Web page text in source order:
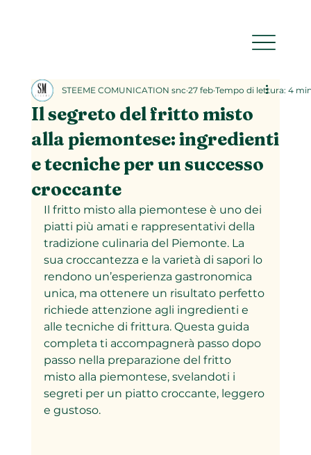
Il segreto del fritto misto
alla piemontese: ingredienti
e tecniche per un successo
croccante
STEEME COMUNICATION snc 27 feb Tempo di lettura: 4
Il fritto misto alla piemontese è uno dei
piatti più amati e rappresentativi della
tradizione culinaria del Piemonte. La
sua croccantezza e la varietà di sapori lo
rendono un’esperienza gastronomica
unica, ma ottenere un risultato perfetto
richiede attenzione agli ingredienti e
alle tecniche di frittura. Questa guida
completa ti accompagnerà passo dopo
passo nella preparazione del fritto
misto alla piemontese, svelandoti i
segreti per un piatto croccante, leggero
e gustoso.